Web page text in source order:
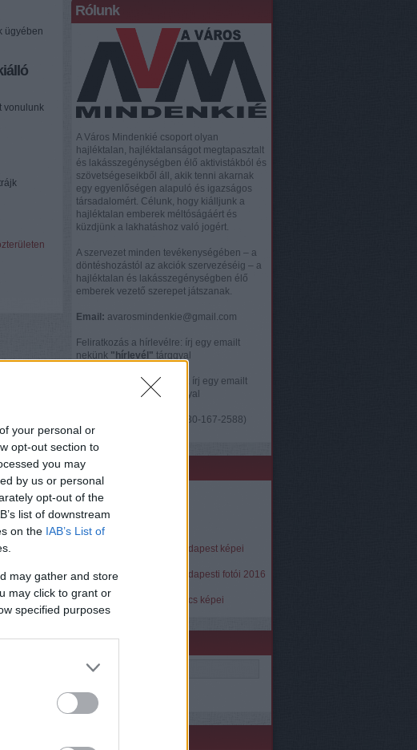
your personal or
opt-out section to
you may
by us or personal
opt-out of the
list of downstream
on the IAB’s List of
may gather and store
may click to grant or
specified purposes
Rólunk
A Város Mindenkié csoport olyan
hajléktalan, hajléktalanságot megtapasztalt
és lakásszegénységben élő aktivistákból és
szövetségeseikből áll, akik tenni akarnak
egy egyenlőségen alapuló és igazságos
társadalomért. Célunk, hogy kiálljunk a
hajléktalan emberek méltóságáért és
küzdjünk a lakhatáshoz való jogért.
A szervezet minden tevékenységében – a
döntéshozástól az akciók szervezéséig – a
hajléktalan és lakásszegénységben élő
emberek vezető szerepet játszanak.
Email: avarosmindenkie@gmail.com
Feliratkozás a hírlevélre: írj egy emailt
nekünk "hírlevél" tárggyal
Feliratkozás önkéntesnek: írj egy emailt
"önkéntes" tárggyal
Ország Dóra (0630-167-2588)
Linkek
Facebook oldal
Instagram fiók
Videók
A Város Mindenkié Budapest képei
A Város Mindenkié Budapesti fotói 2016
augusztustól
A Város Mindenkié Pécs képei
Keresés
ügyében
vonulunk